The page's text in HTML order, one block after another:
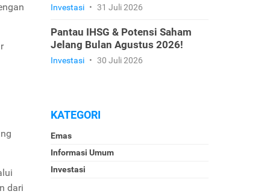
dari
Investasi • 31 Juli 2026
Pantau IHSG & Potensi Saham
Jelang Bulan Agustus 2026!
Investasi • 30 Juli 2026
KATEGORI
Emas
Informasi Umum
Investasi